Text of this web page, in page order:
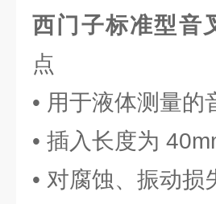
西门子标准型音
点
• 用于液体测量的
• 插入长度为
• 对腐蚀、振动